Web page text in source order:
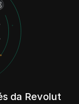
da Revolut